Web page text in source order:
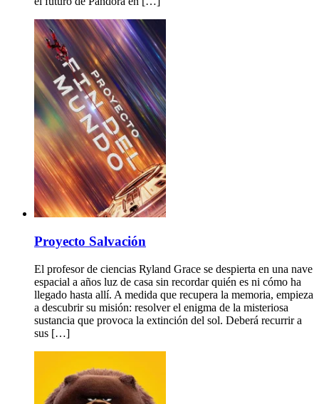
Proyecto Salvación
El profesor de ciencias Ryland Grace se despierta en una nave
espacial a años luz de casa sin recordar quién es ni cómo ha
llegado hasta allí. A medida que recupera la memoria, empieza
a descubrir su misión: resolver el enigma de la misteriosa
sustancia que provoca la extinción del sol. Deberá recurrir a
sus […]